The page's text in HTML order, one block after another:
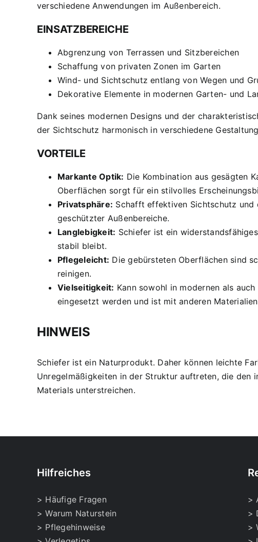
verschiedene Anwendungen im Außenbereich.
EINSATZBEREICHE
Abgrenzung von Terrassen und Sitzbereichen
Schaffung von privaten Zonen im Garten
Wind- und Sichtschutz entlang von Wegen und
Dekorative Elemente in modernen Garten- und
Dank seines modernen Designs und der
der Sichtschutz harmonisch in verschiedene
VORTEILE
Markante Optik: Die Kombination aus gesägten
Oberflächen sorgt für ein stilvolles
Privatsphäre: Schafft effektiven Sichtschutz und
geschützter Außenbereiche.
Langlebigkeit: Schiefer ist ein
stabil bleibt.
Pflegeleicht: Die gebürsteten Oberflächen sind
reinigen.
Vielseitigkeit: Kann sowohl in modernen als
eingesetzt werden und ist mit anderen
HINWEIS
Schiefer ist ein Naturprodukt. Daher können leichte
Unregelmäßigkeiten in der Struktur auftreten, die den
Materials unterstreichen.
Hilfreiches
> Häufige Fragen
> Warum Naturstein
> Pflegehinweise
>
>
>